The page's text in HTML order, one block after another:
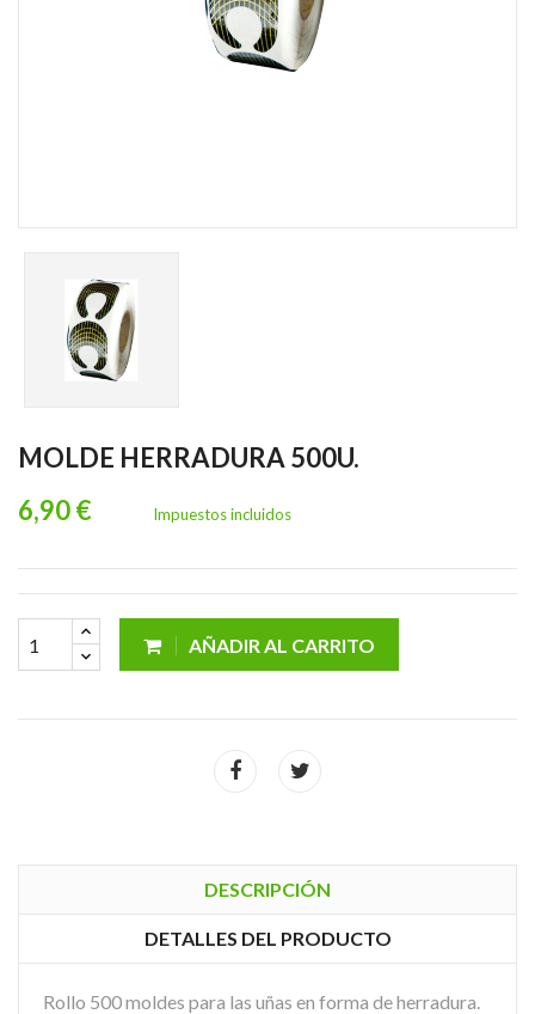
MOLDE HERRADURA 500U.
6,90 €
Impuestos incluidos
AÑADIR AL CARRITO
DESCRIPCIÓN
DETALLES DEL PRODUCTO
Rollo 500 moldes para las uñas en forma de herradura.